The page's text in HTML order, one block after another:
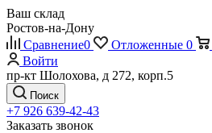
Ваш склад
Ростов-на-Дону
Сравнение0 Отложенные 0
Войти
пр-кт Шолохова, д 272, корп.5
Поиск
+7 926 639-42-43
Заказать звонок